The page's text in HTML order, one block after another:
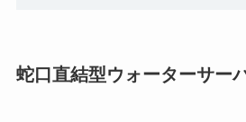
蛇口直結型ウォーターサー